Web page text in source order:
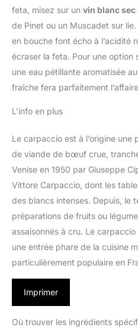
feta, misez sur un vin blanc sec
de Pinet ou un Muscadet sur
en bouche font écho à l’acidité
écraser la feta. Pour une option
une eau pétillante aromatisée
fraîche fera parfaitement
L’info en plus
Le carpaccio est à l’origine une
de viande de bœuf crue,
Venise en 1950 par Giuseppe
Vittore Carpaccio, dont les
des blancs intenses. Depuis, le
préparations de fruits ou
assaisonnés à cru. Le
une entrée phare de la cuisine
particulièrement populaire en
Imprimer
Où trouver les ingrédients